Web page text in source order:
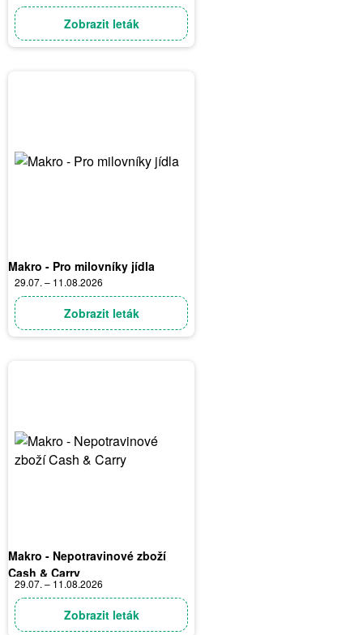
Zobrazit leták
Makro - Pro milovníky jídla
29.07. – 11.08.2026
Zobrazit leták
Makro - Nepotravinové zboží
Cash & Carry
29.07. – 11.08.2026
Zobrazit leták